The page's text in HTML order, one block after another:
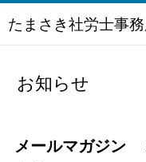
たまさき社労士事
お知らせ
メールマガジン